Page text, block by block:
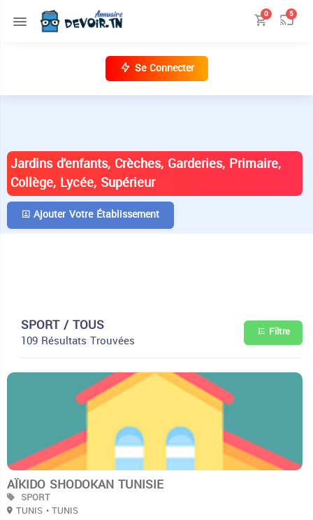
0 5
Se Connecter
Jardins d'enfants, Crèches, Garderies, Primaire,
Collège, Lycée, Supérieur
Ajouter Votre Établissement
SPORT / TOUS
109 Résultats Trouvées Filtre
AÏKIDO SHODOKAN TUNISIE
SPORT
TUNIS • TUNIS